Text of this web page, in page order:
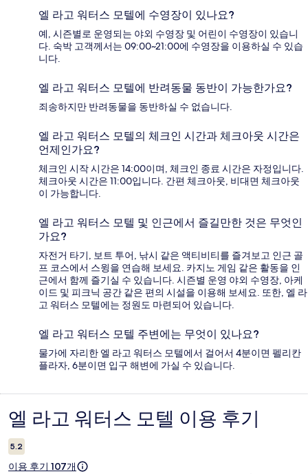
엘 라고 워터스 모텔에 수영장이 있나요?
예, 시즌별로 운영되는 야외 수영장 및 어린이 수영장이 있습니
다. 숙박 고객께서는 09:00~21:00에 수영장을 이용하실 수 있습
니다.
엘 라고 워터스 모텔에 반려동물 동반이 가능한가요?
죄송하지만 반려동물을 동반하실 수 없습니다.
엘 라고 워터스 모텔의 체크인 시간과 체크아웃 시간은
언제인가요?
체크인 시작 시간은 14:00이며, 체크인 종료 시간은 자정입니다.
체크아웃 시간은 11:00입니다. 간편 체크아웃, 비대면 체크아웃
이 가능합니다.
엘 라고 워터스 모텔 및 인근에서 즐길만한 것은 무엇인
가요?
자전거 타기, 보트 투어, 낚시 같은 액티비티를 즐겨보고 인근 골
프 코스에서 스윙을 연습해 보세요. 카지노 게임 같은 활동을 인
근에서 함께 즐기실 수 있습니다. 시즌별 운영 야외 수영장, 아케
이드 및 피크닉 공간 같은 편의 시설을 이용해 보세요. 또한, 엘 라
고 워터스 모텔에는 정원도 마련되어 있습니다.
엘 라고 워터스 모텔 주변에는 무엇이 있나요?
물가에 자리한 엘 라고 워터스 모텔에서 걸어서 4분이면 펠리칸
플라자, 6분이면 입구 해변에 가실 수 있습니다.
이
용
후
엘 라고 워터스 모텔 이용 후기
5.2
이용 후기 107개